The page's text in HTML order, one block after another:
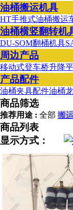
油桶搬运机具
HT手推式油桶搬运
油桶横竖翻转机
DU-SOM翻桶机具
周边产品
移动式登车桥升降
产品配件
油桶夹具配件油桶
商品筛选
推荐用途 : 全部 搬运
商品列表
显示方式：